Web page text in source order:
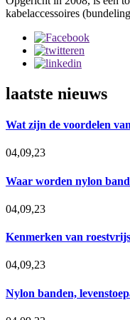
kabelaccessoires
laatste nieuws
Wat zijn de voordelen
04,09,23
Waar worden nylon
04,09,23
Kenmerken van
04,09,23
Nylon banden,